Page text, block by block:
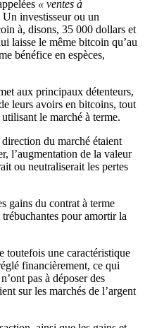
« ventes à
investisseur ou un
à, disons, 35 000 dollars et
laisse le même bitcoin qu’au
bénéfice en espèces,
aux principaux détenteurs,
leurs avoirs en bitcoins, tout
le marché à terme.
du marché étaient
l’augmentation de la valeur
ou neutraliserait les pertes
gains du contrat à terme
pour amortir la
toutefois une caractéristique
financièrement, ce qui
pas à déposer des
sur les marchés de l’argent